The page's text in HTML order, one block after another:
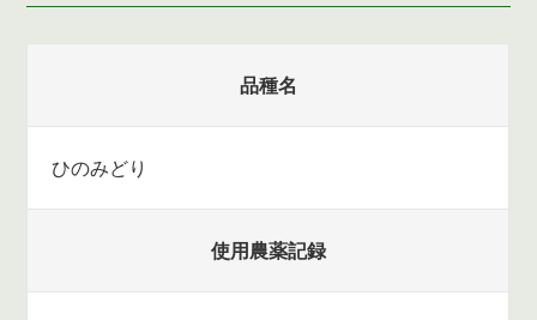
品種名
ひのみどり
使用農薬記録